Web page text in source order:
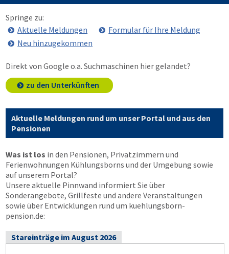
Springe zu:
Aktuelle Meldungen
Formular für Ihre Meldung
Neu hinzugekommen
Direkt von Google o.a. Suchmaschinen hier gelandet?
zu den Unterkünften
Aktuelle Meldungen rund um unser Portal und aus den
Pensionen
Was ist los in den Pensionen, Privatzimmern und
Ferienwohnungen Kühlungsborns und der Umgebung sowie
auf unserem Portal?
Unsere aktuelle Pinnwand informiert Sie über
Sonderangebote, Grillfeste und andere Veranstaltungen
sowie über Entwicklungen rund um kuehlungsborn-
pension.de:
Stareinträge im August 2026